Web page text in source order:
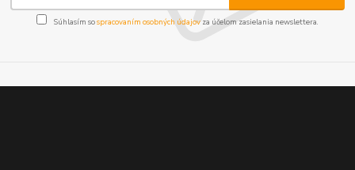
Súhlasím sospracovaním osobných údajov za účelom zasielania newslettera.